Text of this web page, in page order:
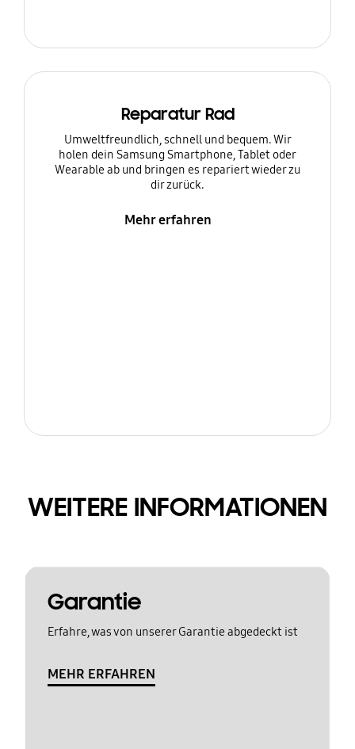
Reparatur Rad
Umweltfreundlich, schnell und bequem. Wir
holen dein Samsung Smartphone, Tablet oder
Wearable ab und bringen es repariert wieder zu
dir zurück.
Mehr erfahren
WEITERE INFORMATIONEN
Garantie
Erfahre, was von unserer Garantie abgedeckt ist
MEHR ERFAHREN